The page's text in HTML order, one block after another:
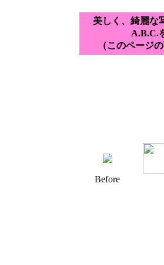
美しく、綺麗な
A.B.C.
（このページ
Before